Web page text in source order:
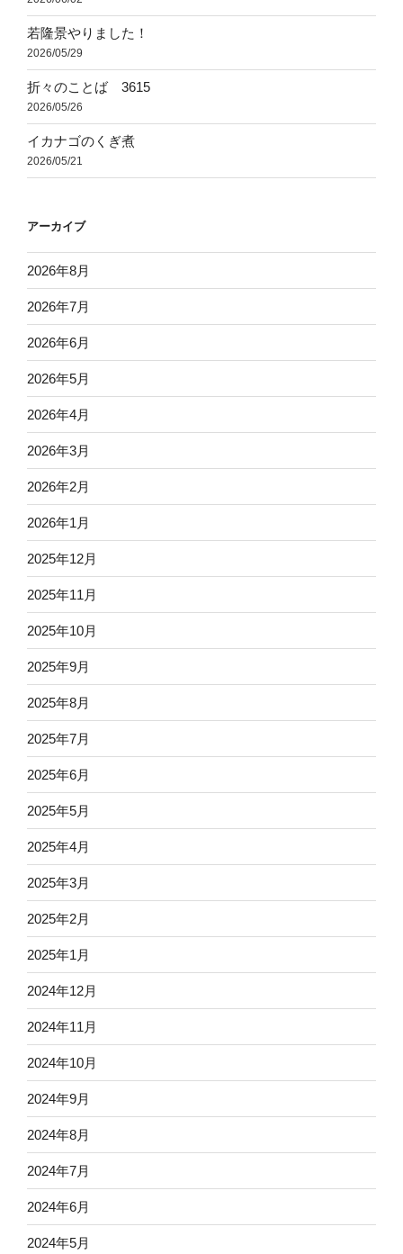
若隆景やりました！
2026/05/29
折々のことば 3615
2026/05/26
イカナゴのくぎ煮
2026/05/21
アーカイブ
2026年8月
2026年7月
2026年6月
2026年5月
2026年4月
2026年3月
2026年2月
2026年1月
2025年12月
2025年11月
2025年10月
2025年9月
2025年8月
2025年7月
2025年6月
2025年5月
2025年4月
2025年3月
2025年2月
2025年1月
2024年12月
2024年11月
2024年10月
2024年9月
2024年8月
2024年7月
2024年6月
2024年5月